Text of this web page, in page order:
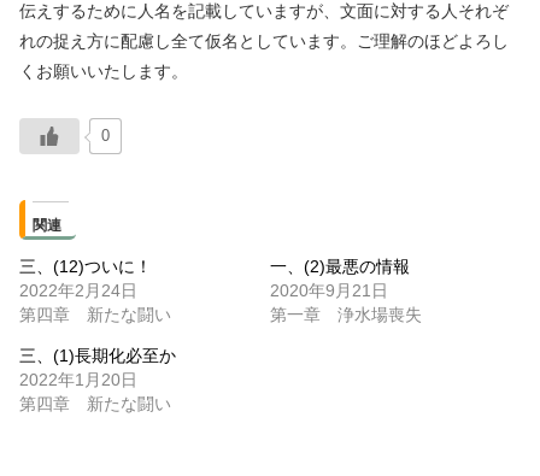
伝えするために人名を記載していますが、文面に対する人それぞ
れの捉え方に配慮し全て仮名としています。ご理解のほどよろし
くお願いいたします。
0
関連
三、(12)ついに！
2022年2月24日
第四章 新たな闘い
一、(2)最悪の情報
2020年9月21日
第一章 浄水場喪失
三、(1)長期化必至か
2022年1月20日
第四章 新たな闘い